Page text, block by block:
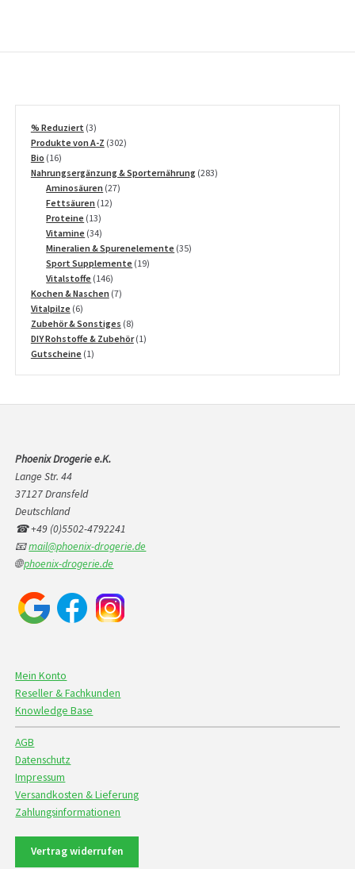
% Reduziert 33
Produkte
Produkte von A-Z 302302
Bio 1616
Produkte
Nahrungsergänzung & Sporternährung 283283
Aminosäuren 2727
Fettsäuren 1212
Proteine 1313
Produkte
Vitamine 3434
Produkte
Mineralien & Spurenelemente 3535
Sport Supplemente 1919
Vitalstoffe 146146
Produkte
Kochen & Naschen 77
Vitalpilze 66
Produkte
Zubehör & Sonstiges 88
Produkte
DIY Rohstoffe & Zubehör 11
Gutscheine 11
Phoenix Drogerie e.K.
Lange Str. 44
37127 Dransfeld
Deutschland
☎ +49 (0)5502-4792241
📧mail@phoenix-drogerie.de
🌐phoenix-drogerie.de
Mein Konto
Reseller & Fachkunden
Knowledge Base
AGB
Datenschutz
Impressum
Versandkosten & Lieferung
Zahlungsinformationen
Vertrag widerrufen